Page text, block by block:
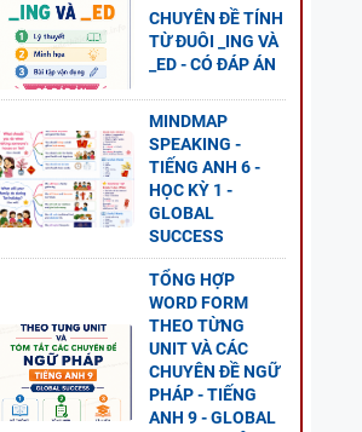
CHUYÊN ĐỀ TÍNH
TỪ ĐUÔI _ING VÀ
_ED - CÓ ĐÁP ÁN
MINDMAP
SPEAKING -
TIẾNG ANH 6 -
HỌC KỲ 1 -
GLOBAL
SUCCESS
TỔNG HỢP
WORD FORM
THEO TỪNG
UNIT VÀ CÁC
CHUYÊN ĐỀ NGỮ
PHÁP - TIẾNG
ANH 9 - GLOBAL